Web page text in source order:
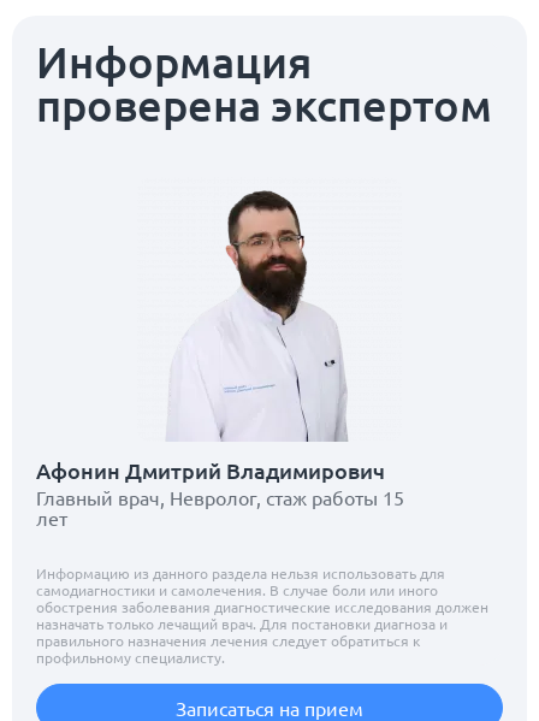
Информация
проверена экспертом
Афонин Дмитрий Владимирович
Главный врач, Невролог, стаж работы 15
лет
Информацию из данного раздела нельзя использовать для
самодиагностики и самолечения. В случае боли или иного
обострения заболевания диагностические исследования должен
назначать только лечащий врач. Для постановки диагноза и
правильного назначения лечения следует обратиться к
профильному специалисту.
Записаться на прием